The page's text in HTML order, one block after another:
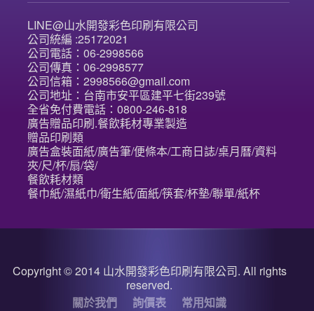
LINE@山水開發彩色印刷有限公司
公司統編 :25172021
公司電話：06-2998566
公司傳真：06-2998577
公司信箱：2998566@gmail.com
公司地址：台南市安平區建平七街239號
全省免付費電話：0800-246-818
廣告贈品印刷.餐飲耗材專業製造
贈品印刷類
廣告盒裝面紙/廣告筆/便條本/工商日誌/桌月曆/資料
夾/尺/杯/扇/袋/
餐飲耗材類
餐巾紙/濕紙巾/衛生紙/面紙/筷套/杯墊/聯單/紙杯
Copyright © 2014 山水開發彩色印刷有限公司. All rights
reserved.
關於我們
詢價表 常用知識